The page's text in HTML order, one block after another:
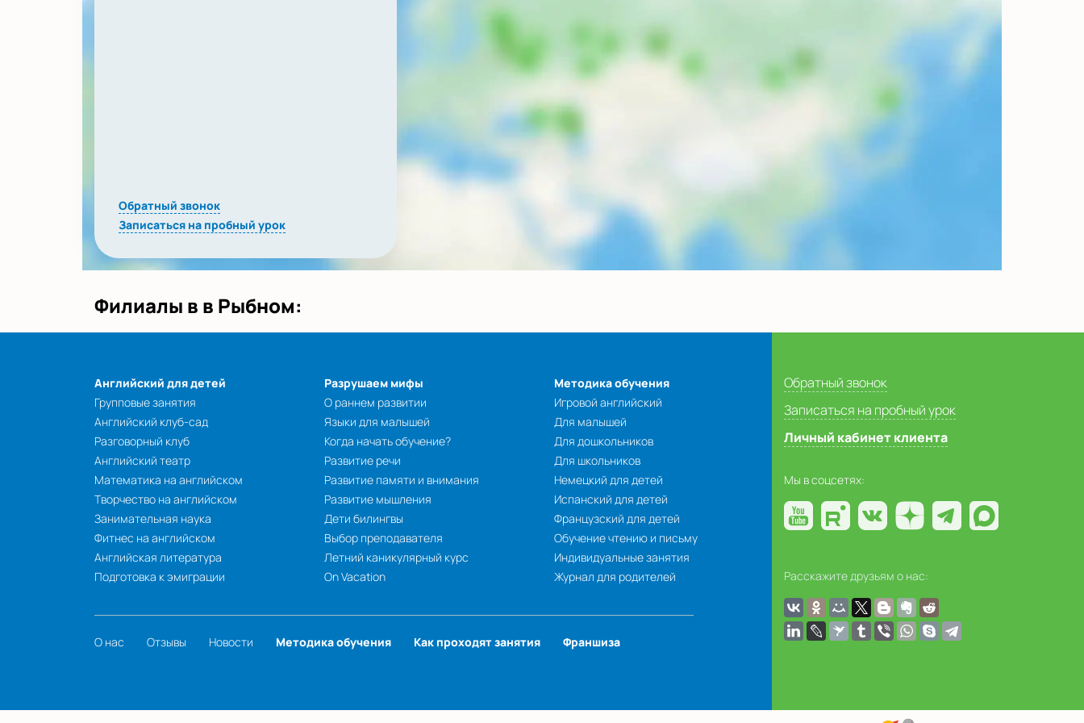
Обратный звонок
Записаться на пробный урок
Филиалы в в Рыбном:
Английский для детей
Групповые занятия
Английский клуб-сад
Разговорный клуб
Английский театр
Математика на английском
Творчество на английском
Занимательная наука
Фитнес на английском
Английская литература
Подготовка к эмиграции
Разрушаем мифы
О раннем развитии
Языки для малышей
Когда начать обучение?
Развитие речи
Развитие памяти и внимания
Развитие мышления
Дети билингвы
Выбор преподавателя
Летний каникулярный курс
On Vacation
Методика обучения
Игровой английский
Для малышей
Для дошкольников
Для школьников
Немецкий для детей
Испанский для детей
Французский для детей
Обучение чтению и письму
Индивидуальные занятия
Журнал для родителей
О нас Отзывы Новости Методика обучения Как проходят занятия Франшиза
Обратный звонок
Записаться на пробный урок
Личный кабинет клиента
Мы в соцсетях:
Расскажите друзьям о нас: